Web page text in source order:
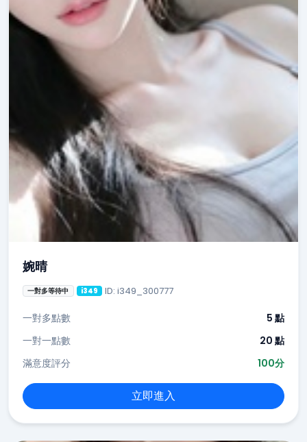
婉晴
一對多等待中 i349 ID: i349_300777
一對多點數
5 點
一對一點數
20 點
滿意度評分
100分
立即進入